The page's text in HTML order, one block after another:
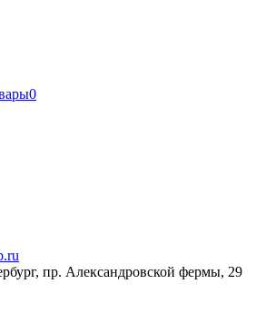
0
пр. Александровской фермы, 29